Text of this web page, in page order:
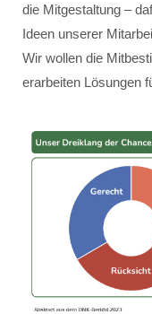
die Mitgestaltung –
Ideen unserer
Wir wollen die
erarbeiten Lösungen